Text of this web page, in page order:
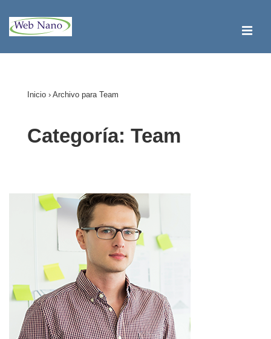
Saltar
Inicio › Archivo para Team
Categoría: Team